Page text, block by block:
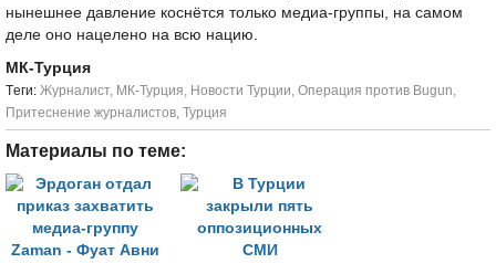
нынешнее давление коснётся только медиа-группы, на самом
деле оно нацелено на всю нацию.
МК-Турция
Tеги: Журналист, МК-Турция, Новости Турции, Операция против Bugun,
Притеснение журналистов, Турция
Материалы по теме: